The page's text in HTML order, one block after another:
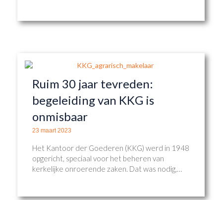
Ruim 30 jaar tevreden:
begeleiding van KKG is
onmisbaar
23 maart 2023
Het Kantoor der Goederen (KKG) werd in 1948
opgericht, speciaal voor het beheren van
kerkelijke onroerende zaken. Dat was nodig,…